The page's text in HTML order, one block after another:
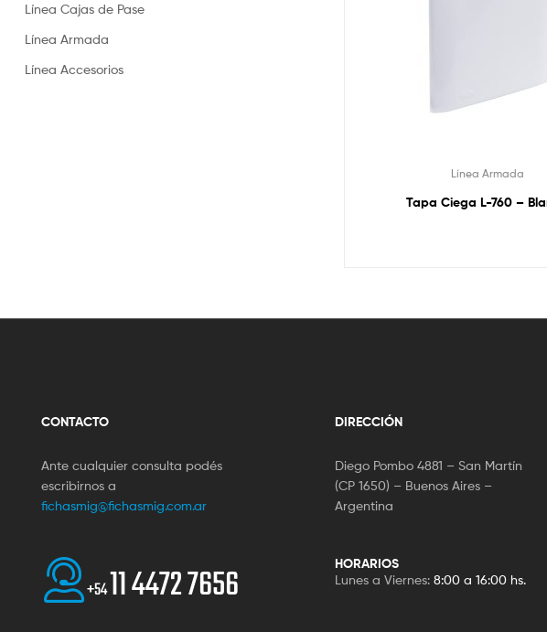
Línea Armada
Tapa Ciega L-760 –
Línea Cajas de Pase
Línea Armada
Línea Accesorios
CONTACTO
Ante cualquier consulta podés
escribirnos a
fichasmig@fichasmig.com.ar
+5411 4472 7656
DIRECCIÓN
Diego Pombo 4881 – San Martín
(CP 1650) – Buenos Aires –
Argentina
HORARIOS
Lunes a Viernes: 8:00 a 16:00 hs.